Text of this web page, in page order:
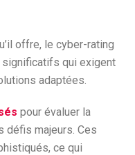
offre, le cyber-rating
qui exigent
adaptées.
pour évaluer la
défis majeurs. Ces
ce qui